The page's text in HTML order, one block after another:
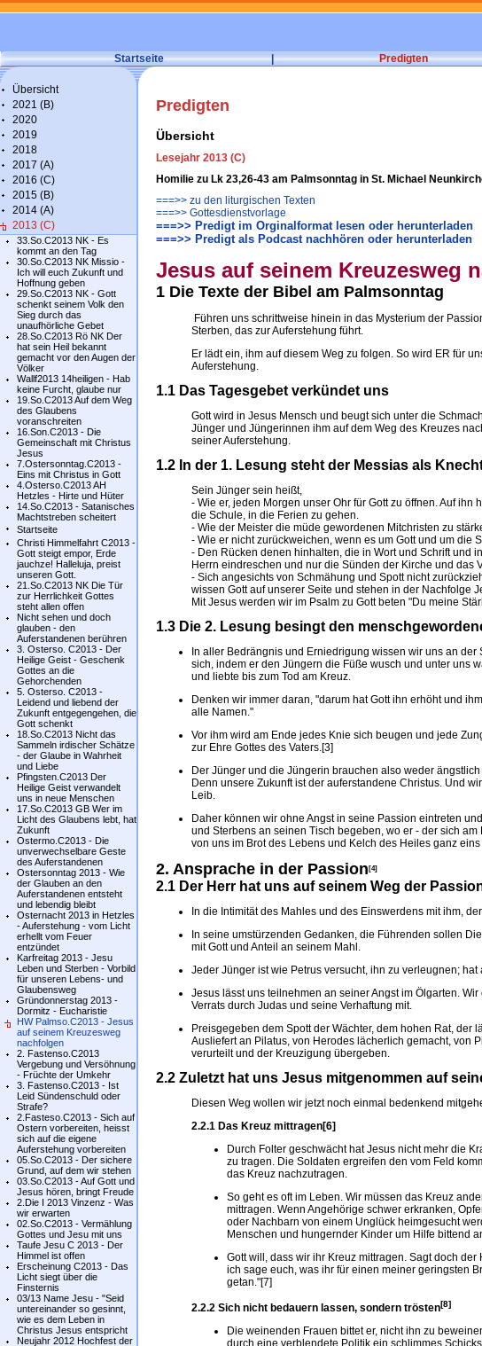
Startseite | Predigten
Übersicht
2021 (B)
2020
2019
2018
2017 (A)
2016 (C)
2015 (B)
2014 (A)
2013 (C)
33.So.C2013 NK - Es
kommt an den Tag
30.So.C2013 NK Missio -
Ich will euch Zukunft und
Hoffnung geben
29.So.C2013 NK - Gott
schenkt seinem Volk den
Sieg durch das
unaufhörliche Gebet
28.So.C2013 Rö NK Der
hat sein Heil bekannt
gemacht vor den Augen der
Völker
Wallf2013 14heiligen - Hab
keine Furcht, glaube nur
19.So.C2013 Auf dem Weg
des Glaubens
voranschreiten
16.Son.C2013 - Die
Gemeinschaft mit Christus
Jesus
7.Ostersonntag.C2013 -
Eins mit Christus in Gott
4.Osterso.C2013 AH
Hetzles - Hirte und Hüter
14.So.C2013 - Satanisches
Machtstreben scheitert
Startseite
Christi Himmelfahrt C2013 -
Gott steigt empor, Erde
jauchze! Halleluja, preist
unseren Gott.
21.So.C2013 NK Die Tür
zur Herrlichkeit Gottes
steht allen offen
Nicht sehen und doch
glauben - den
Auferstandenen berühren
3. Osterso. C2013 - Der
Heilige Geist - Geschenk
Gottes an die
Gehorchenden
5. Osterso. C2013 -
Leidend und liebend der
Zukunft entgegengehen, die
Gott schenkt
18.So.C2013 Nicht das
Sammeln irdischer Schätze
- der Glaube in Wahrheit
und Liebe
Pfingsten.C2013 Der
Heilige Geist verwandelt
uns in neue Menschen
17.So.C2013 GB Wer im
Licht des Glaubens lebt, hat
Zukunft
Ostermo.C2013 - Die
unverwechselbare Geste
des Auferstandenen
Ostersonntag 2013 - Wie
der Glauben an den
Auferstandenen entsteht
und lebendig bleibt
Osternacht 2013 in Hetzles
- Auferstehung - vom Licht
erhellt vom Feuer
entzündet
Karfreitag 2013 - Jesu
Leben und Sterben - Vorbild
für unseren Lebens- und
Glaubensweg
Gründonnerstag 2013 -
Dormitz - Eucharistie
HW Palmso.C2013 - Jesus
auf seinem Kreuzesweg
nachfolgen
2. Fastenso.C2013
Vergebung und Versöhnung
- Früchte der Umkehr
3. Fastenso.C2013 - Ist
Leid Sündenschuld oder
Strafe?
2.Fasteso.C2013 - Sich auf
Ostern vorbereiten, heisst
sich auf die eigene
Auferstehung vorbereiten
05.So.C2013 - Der sichere
Grund, auf dem wir stehen
03.So.C2013 - Auf Gott und
Jesus hören, bringt Freude
2.Die I 2013 Vinzenz - Was
wir erwarten
02.So.C2013 - Vermählung
Gottes und Jesu mit uns
Taufe Jesu C 2013 - Der
Himmel ist offen
Erscheinung C2013 - Das
Licht siegt über die
Finsternis
03/13 Name Jesu - "Seid
untereinander so gesinnt,
wie es dem Leben in
Christus Jesus entspricht
Neujahr 2012 Hochfest der
Predigten
Übersicht
Lesejahr 2013 (C)
Homilie zu Lk 23,26-43 am Palmsonntag in St. Michael
===>> zu den liturgischen Texten
===>> Gottesdienstvorlage
===>> Predigt im Orginalformat lesen oder herunterladen
===>> Predigt als Podcast nachhören oder herunterladen
Jesus auf seinem Kreuzesweg
1 Die Texte der Bibel am Palmsonntag
Führen uns schrittweise hinein in das Mysterium der
Sterben, das zur Auferstehung führt.
Er lädt ein, ihm auf diesem Weg zu folgen. So wird ER für
Auferstehung.
1.1 Das Tagesgebet verkündet uns
Gott wird in Jesus Mensch und beugt sich unter die
Jünger und Jüngerinnen ihm auf dem Weg des Kreuzes
seiner Auferstehung.
1.2 In der 1. Lesung steht der Messias als
Sein Jünger sein heißt,
- Wie er, jeden Morgen unser Ohr für Gott zu öffnen. Auf ihn
die Schule, in die Ferien zu gehen.
- Wie der Meister die müde gewordenen Mitchristen zu
- Wie er nicht zurückweichen, wenn es um Gott und um die
- Den Rücken denen hinhalten, die in Wort und Schrift und
Herrn eindreschen und nur die Sünden der Kirche und das
- Sich angesichts von Schmähung und Spott nicht
wissen Gott auf unserer Seite und stehen in der Nachfolge
Mit Jesus werden wir im Psalm zu Gott beten "Du meine
1.3 Die 2. Lesung besingt den
In aller Bedrängnis und Erniedrigung wissen wir uns an der
sich, indem er den Jüngern die Füße wusch und unter uns
und liebte bis zum Tod am Kreuz.
Denken wir immer daran, "darum hat Gott ihn erhöht und
alle Namen."
Vor ihm wird am Ende jedes Knie sich beugen und jede
zur Ehre Gottes des Vaters.[3]
Der Jünger und die Jüngerin brauchen also weder
Denn unsere Zukunft ist der auferstandene Christus. Und
Leib.
Daher können wir ohne Angst in seine Passion eintreten
und Sterbens an seinen Tisch begeben, wo er - der sich
von uns im Brot des Lebens und Kelch des Heiles ganz
2. Ansprache in der Passion[4]
2.1 Der Herr hat uns auf seinem Weg der
In die Intimität des Mahles und des Einswerdens mit ihm,
In seine umstürzenden Gedanken, die Führenden sollen
mit Gott und Anteil an seinem Mahl.
Jeder Jünger ist wie Petrus versucht, ihn zu verleugnen;
Jesus lässt uns teilnehmen an seiner Angst im Ölgarten.
Verrats durch Judas und seine Verhaftung mit.
Preisgegeben dem Spott der Wächter, dem hohen Rat, der
Ausliefert an Pilatus, von Herodes lächerlich gemacht, von
verurteilt und der Kreuzigung übergeben.
2.2 Zuletzt hat uns Jesus mitgenommen auf
Diesen Weg wollen wir jetzt noch einmal bedenkend
2.2.1 Das Kreuz mittragen[6]
Durch Folter geschwächt hat Jesus nicht mehr die
zu tragen. Die Soldaten ergreifen den vom Feld
das Kreuz nachzutragen.
So geht es oft im Leben. Wir müssen das Kreuz
mittragen. Wenn Angehörige schwer erkranken,
oder Nachbarn von einem Unglück heimgesucht
Menschen und hungernder Kinder um Hilfe bittend
Gott will, dass wir ihr Kreuz mittragen. Sagt doch
ich sage euch, was ihr für einen meiner geringsten
getan."[7]
2.2.2 Sich nicht bedauern lassen, sondern trösten[8]
Die weinenden Frauen bittet er, nicht ihn zu
durch eine verblendete Politik ein schlimmes